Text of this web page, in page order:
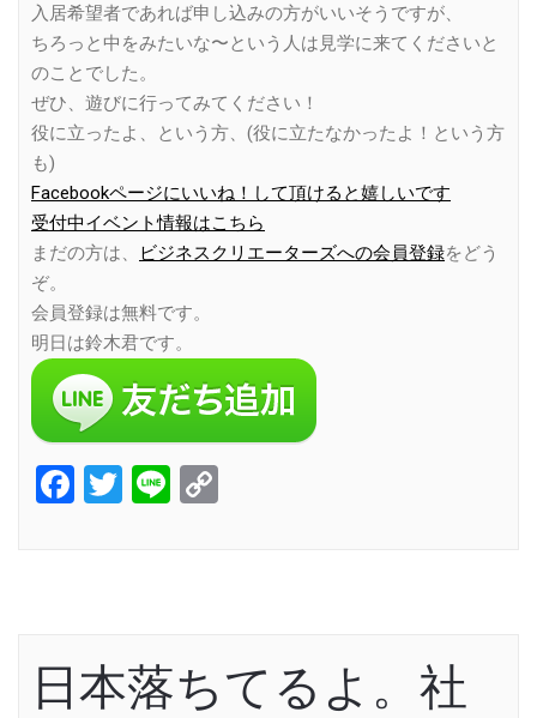
入居希望者であれば申し込みの方がいいそうですが、
ちろっと中をみたいな〜という人は見学に来てくださいと
のことでした。
ぜひ、遊びに行ってみてください！
役に立ったよ、という方、(役に立たなかったよ！という方
も)
Facebookページにいいね！して頂けると嬉しいです
受付中イベント情報はこちら
まだの方は、
ビジネスクリエーターズへの会員登録をどう
ぞ。
会員登録は無料です。
明日は鈴木君です。
Facebook
Twitter
Line
日本落ちてるよ。社